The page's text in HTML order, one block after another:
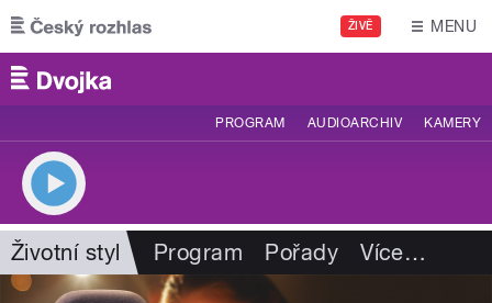
Přejít k hlavnímu obsahu
ŽIVĚ MENU
PROGRAM AUDIOARCHIV KAMERY
Životní styl Program Pořady Více…